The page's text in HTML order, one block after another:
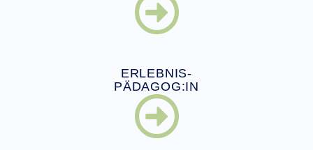
ERLEBNIS-
PÄDAGOG:IN